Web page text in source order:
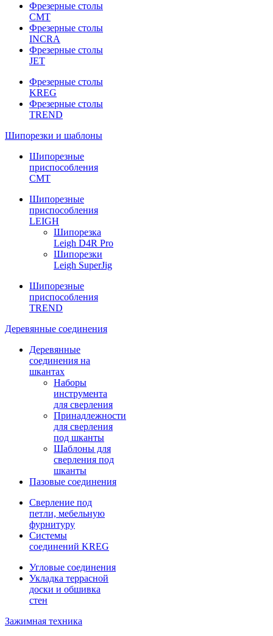
Фрезерные столы
CMT
Фрезерные столы
INCRA
Фрезерные столы
JET
Фрезерные столы
KREG
Фрезерные столы
TREND
Шипорезки и шаблоны
Шипорезные
приспособления
CMT
Шипорезные
приспособления
LEIGH
Шипорезка
Leigh D4R Pro
Шипорезки
Leigh SuperJig
Шипорезные
приспособления
TREND
Деревянные соединения
Деревянные
соединения на
шкантах
Наборы
инструмента
для сверления
Принадлежности
для сверления
под шканты
Шаблоны для
сверления под
шканты
Пазовые соединения
Сверление под
петли, мебельную
фурнитуру
Системы
соединений KREG
Угловые соединения
Укладка террасной
доски и обшивка
стен
Зажимная техника